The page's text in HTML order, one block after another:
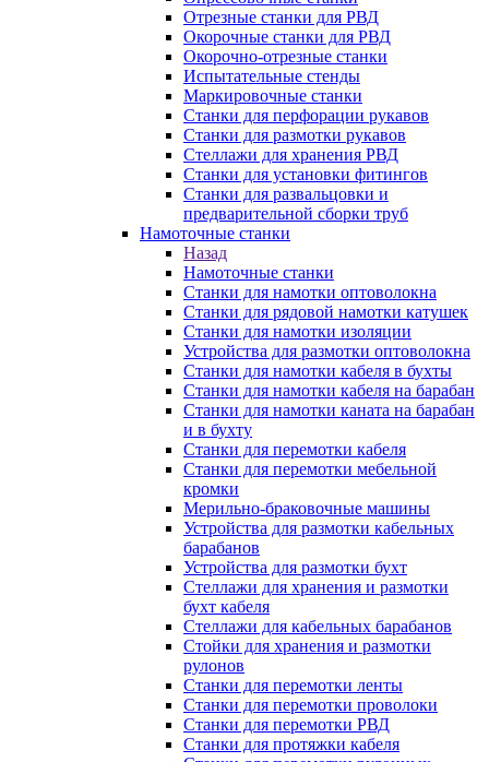
Отрезные станки для РВД
Окорочные станки для РВД
Окорочно-отрезные станки
Испытательные стенды
Маркировочные станки
Станки для перфорации рукавов
Станки для размотки рукавов
Стеллажи для хранения РВД
Станки для установки фитингов
Станки для развальцовки и
предварительной сборки труб
Намоточные станки
Назад
Намоточные станки
Станки для намотки оптоволокна
Станки для рядовой намотки катушек
Станки для намотки изоляции
Устройства для размотки оптоволокна
Станки для намотки кабеля в бухты
Станки для намотки кабеля на барабан
Станки для намотки каната на барабан
и в бухту
Станки для перемотки кабеля
Станки для перемотки мебельной
кромки
Мерильно-браковочные машины
Устройства для размотки кабельных
барабанов
Устройства для размотки бухт
Стеллажи для хранения и размотки
бухт кабеля
Стеллажи для кабельных барабанов
Стойки для хранения и размотки
рулонов
Станки для перемотки ленты
Станки для перемотки проволоки
Станки для перемотки РВД
Станки для протяжки кабеля